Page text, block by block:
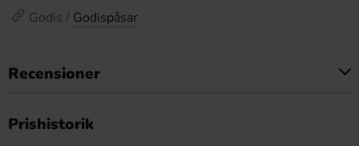
Godis / Godispåsar
Recensioner
Prishistorik